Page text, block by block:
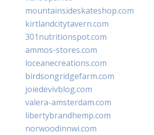
mountainsideskateshop.com
kirtlandcitytavern.com
301nutritionspot.com
ammos-stores.com
loceanecreations.com
birdsongridgefarm.com
joiedevivblog.com
valera-amsterdam.com
libertybrandhemp.com
norwoodinnwi.com